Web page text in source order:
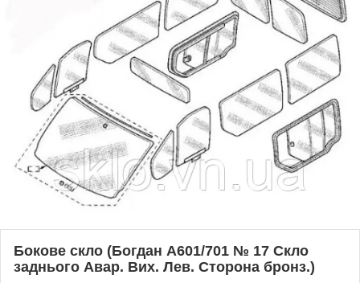
Бокове скло (Богдан А601/701 № 17 Скло
заднього Авар. Вих. Лев. Сторона бронз.)